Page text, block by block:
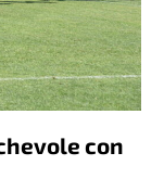
con